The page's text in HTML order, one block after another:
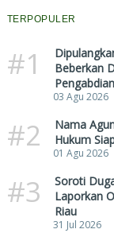
TERPOPULER
#1
Beberkan
03 Agu 2026
#2
Nama
Hukum
01 Agu 2026
#3
Soroti
Laporkan
Riau
31 Jul 2026